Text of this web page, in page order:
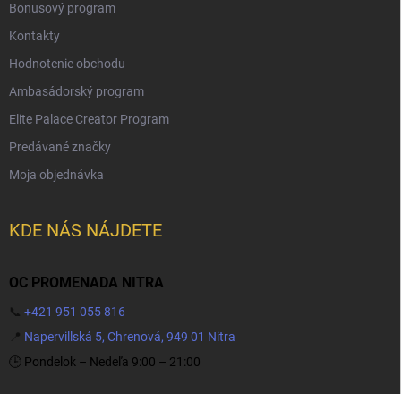
Bonusový program
Kontakty
Hodnotenie obchodu
Ambasádorský program
Elite Palace Creator Program
Predávané značky
Moja objednávka
KDE NÁS NÁJDETE
OC PROMENADA NITRA
📞 +421 951 055 816
📍 Napervillská 5, Chrenová, 949 01 Nitra
🕒 Pondelok – Nedeľa 9:00 – 21:00